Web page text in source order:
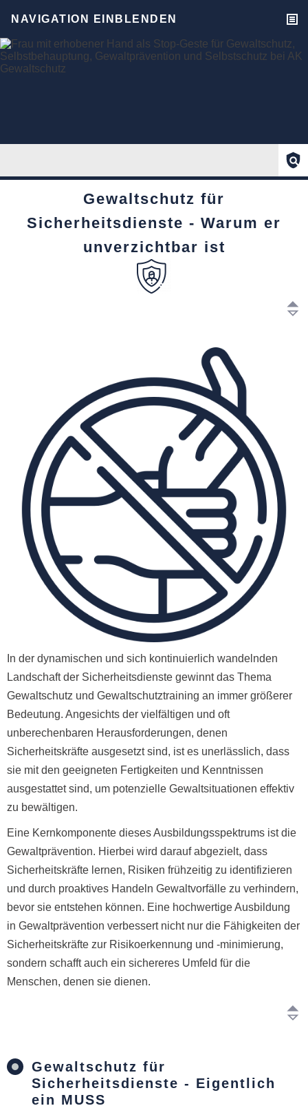
NAVIGATION EINBLENDEN
Gewaltschutz für
Sicherheitsdienste - Warum er
unverzichtbar ist
In der dynamischen und sich kontinuierlich wandelnden
Landschaft der Sicherheitsdienste gewinnt das Thema
Gewaltschutz und Gewaltschutztraining an immer größerer
Bedeutung. Angesichts der vielfältigen und oft
unberechenbaren Herausforderungen, denen
Sicherheitskräfte ausgesetzt sind, ist es unerlässlich, dass
sie mit den geeigneten Fertigkeiten und Kenntnissen
ausgestattet sind, um potenzielle Gewaltsituationen effektiv
zu bewältigen.
Eine Kernkomponente dieses Ausbildungsspektrums ist die
Gewaltprävention. Hierbei wird darauf abgezielt, dass
Sicherheitskräfte lernen, Risiken frühzeitig zu identifizieren
und durch proaktives Handeln Gewaltvorfälle zu verhindern,
bevor sie entstehen können. Eine hochwertige Ausbildung
in Gewaltprävention verbessert nicht nur die Fähigkeiten der
Sicherheitskräfte zur Risikoerkennung und -minimierung,
sondern schafft auch ein sichereres Umfeld für die
Menschen, denen sie dienen.
Gewaltschutz für
Sicherheitsdienste - Eigentlich
ein MUSS